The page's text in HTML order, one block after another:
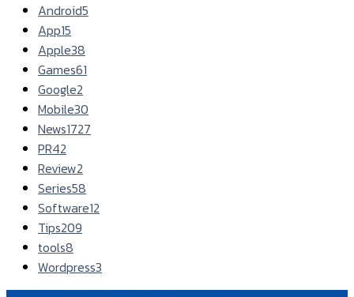
Android5
App15
Apple38
Games61
Google2
Mobile30
News1727
PR42
Review2
Series58
Software12
Tips209
tools8
Wordpress3